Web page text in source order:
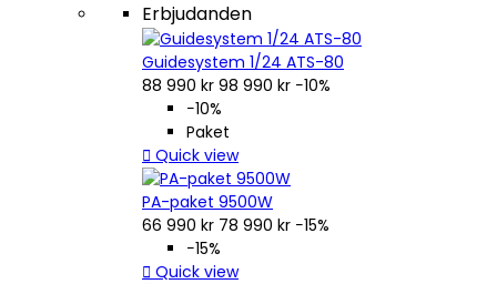
Erbjudanden
Guidesystem 1/24 ATS-80
88 990 kr 98 990 kr −10%
−10%
Paket
 Quick view
PA-paket 9500W
66 990 kr 78 990 kr −15%
−15%
 Quick view